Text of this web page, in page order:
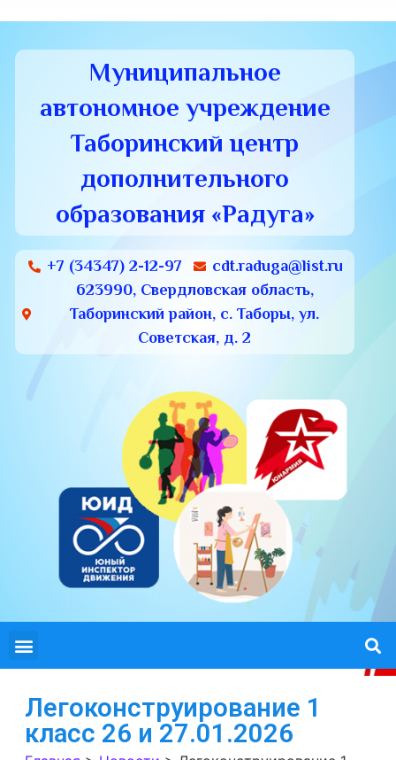
Муниципальное
автономное учреждение
Таборинский центр
дополнительного
образования «Радуга»
+7 (34347) 2-12-97
cdt.raduga@list.ru
623990, Свердловская область,
Таборинский район, с. Таборы, ул.
Советская, д. 2
Легоконструирование 1
класс 26 и 27.01.2026